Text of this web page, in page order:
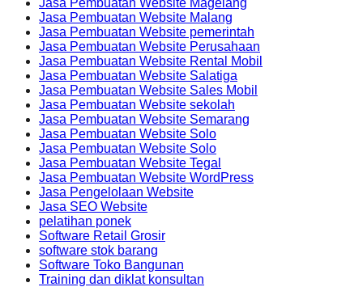
Jasa Pembuatan Website Malang
Jasa Pembuatan Website pemerintah
Jasa Pembuatan Website Perusahaan
Jasa Pembuatan Website Rental Mobil
Jasa Pembuatan Website Salatiga
Jasa Pembuatan Website Sales Mobil
Jasa Pembuatan Website sekolah
Jasa Pembuatan Website Semarang
Jasa Pembuatan Website Solo
Jasa Pembuatan Website Solo
Jasa Pembuatan Website Tegal
Jasa Pembuatan Website WordPress
Jasa Pengelolaan Website
Jasa SEO Website
pelatihan ponek
Software Retail Grosir
software stok barang
Software Toko Bangunan
Training dan diklat konsultan